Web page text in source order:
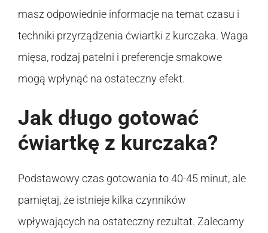
masz odpowiednie informacje na temat czasu i
techniki przyrządzenia ćwiartki z kurczaka. Waga
mięsa, rodzaj patelni i preferencje smakowe
mogą wpłynąć na ostateczny efekt.
Jak długo gotować
ćwiartkę z kurczaka?
Podstawowy czas gotowania to 40-45 minut, ale
pamiętaj, że istnieje kilka czynników
wpływających na ostateczny rezultat. Zalecamy